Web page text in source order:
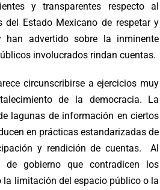
y transparentes respecto al
Estado Mexicano de respetar y
han advertido sobre la inminente
involucrados rindan cuentas.
circunscribirse a ejercicios muy
de la democracia. La
lagunas de información en ciertos
en prácticas estandarizadas de
y rendición de cuentas. Al
de gobierno que contradicen los
la limitación del espacio público o la